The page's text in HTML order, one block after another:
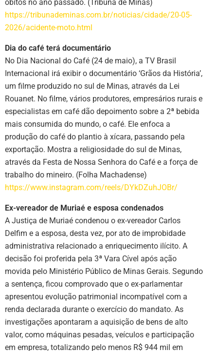
óbitos no ano passado. (Tribuna de Minas)
https://tribunademinas.com.br/noticias/cidade/20-05-
2026/acidente-moto.html
Dia do café terá documentário
No Dia Nacional do Café (24 de maio), a TV Brasil
Internacional irá exibir o documentário ‘Grãos da História’,
um filme produzido no sul de Minas, através da Lei
Rouanet. No filme, vários produtores, empresários rurais e
especialistas em café dão depoimento sobre a 2ª bebida
mais consumida do mundo, o café. Ele enfoca a
produção do café do plantio à xícara, passando pela
exportação. Mostra a religiosidade do sul de Minas,
através da Festa de Nossa Senhora do Café e a força de
trabalho do mineiro. (Folha Machadense)
https://www.instagram.com/reels/DYkDZuhJOBr/
Ex-vereador de Muriaé e esposa condenados
A Justiça de Muriaé condenou o ex-vereador Carlos
Delfim e a esposa, desta vez, por ato de improbidade
administrativa relacionado a enriquecimento ilícito. A
decisão foi proferida pela 3ª Vara Cível após ação
movida pelo Ministério Público de Minas Gerais. Segundo
a sentença, ficou comprovado que o ex-parlamentar
apresentou evolução patrimonial incompatível com a
renda declarada durante o exercício do mandato. As
investigações apontaram a aquisição de bens de alto
valor, como máquinas pesadas, veículos e participação
em empresa, totalizando pelo menos R$ 944 mil em